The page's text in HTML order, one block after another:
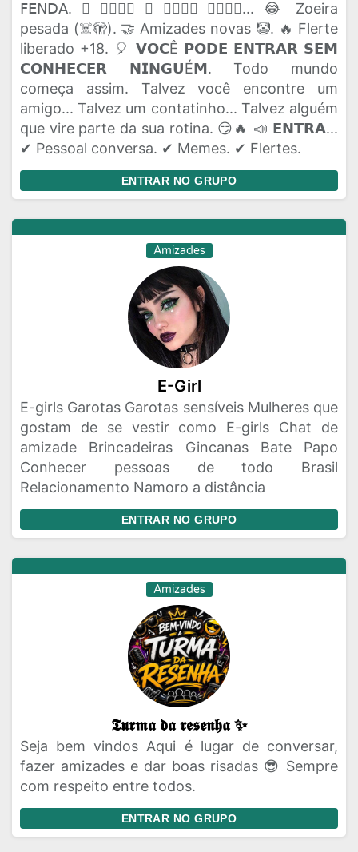
𝖥𝖤𝖭𝖣𝖠. 🫟 𝗔𝗤𝗨𝗜 𝗢 𝗣𝗔𝗣𝗢 𝗙𝗟𝗨𝗜... 😂 Zoeira
pesada (☠️🫣). 🤝 Amizades novas 🤡. 🔥 Flerte
liberado +18. 🎈 𝗩𝗢𝗖Ê 𝗣𝗢𝗗𝗘 𝗘𝗡𝗧𝗥𝗔𝗥 𝗦𝗘𝗠
𝗖𝗢𝗡𝗛𝗘𝗖𝗘𝗥 𝗡𝗜𝗡𝗚𝗨É𝗠. Todo mundo
começa assim. Talvez você encontre um
amigo... Talvez um contatinho... Talvez alguém
que vire parte da sua rotina. 😏🔥 📣 𝗘𝗡𝗧𝗥𝗔...
✔ Pessoal conversa. ✔ Memes. ✔ Flertes.
ENTRAR NO GRUPO
Amizades
E-Girl
E-girls Garotas Garotas sensíveis Mulheres que
gostam de se vestir como E-girls Chat de
amizade Brincadeiras Gincanas Bate Papo
Conhecer pessoas de todo Brasil
Relacionamento Namoro a distância
ENTRAR NO GRUPO
Amizades
𝕿𝖚𝖗𝖒𝖆 𝖉𝖆 𝖗𝖊𝖘𝖊𝖓𝖍𝖆 ✨
Seja bem vindos Aqui é lugar de conversar,
fazer amizades e dar boas risadas 😎 Sempre
com respeito entre todos.
ENTRAR NO GRUPO